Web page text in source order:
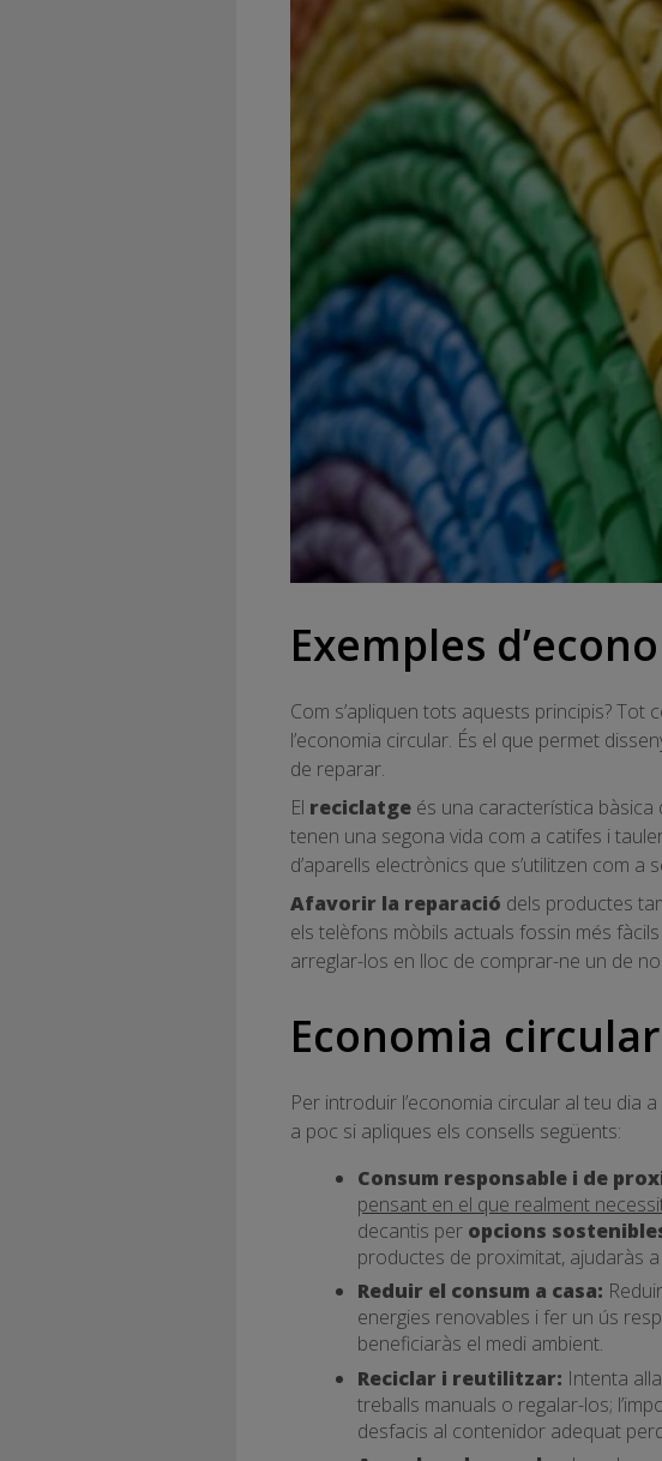
Exemples
Com s’apliquen tots aquests principis? Tot
l’economia circular. És el que permet
de reparar.
El reciclatge és una característica bàsica
tenen una segona vida com a catifes i
d’aparells electrònics que s’utilitzen com
Afavorir la reparació dels productes
els telèfons mòbils actuals fossin més
arreglar-los en lloc de comprar-ne un de
Economia
Per introduir l’economia circular al teu dia
a poc si apliques els consells següents:
Consum responsable i de
pensant en el que realment
decantis per opcions
productes de proximitat, ajudaràs
Reduir el consum a casa:
energies renovables i fer un ús
beneficiaràs el medi ambient.
Reciclar i reutilitzar: Intenta
treballs manuals o regalar-los;
desfacis al contenidor adequat